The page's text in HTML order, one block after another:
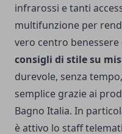
infrarossi e tanti
multifunzione per
vero centro
consigli di stile su
durevole, senza
semplice grazie ai
Bagno Italia. In
è attivo lo staff